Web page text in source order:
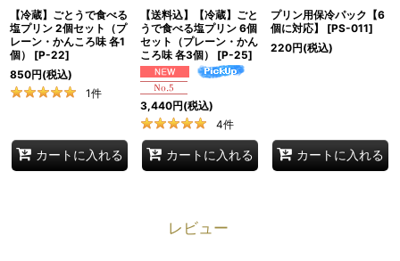
【冷蔵】ごとうで食べる
塩プリン 2個セット（プ
レーン・かんころ味 各1
個）
[P-22]
850円(税込)
1件
カートに入れる
【送料込】【冷蔵】ごと
うで食べる塩プリン 6個
セット（プレーン・かん
ころ味 各3個）
[P-25]
3,440円(税込)
4件
カートに入れる
プリン用保冷パック【6
個に対応】
[PS-011]
220円(税込)
カートに入れる
レビュー